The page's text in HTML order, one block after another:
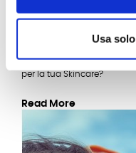
Usa
INVERNO
non solo d'estate, ma in
per la tua Skincare?
Read More